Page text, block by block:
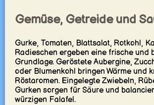
Gemüse, Getreide und
Gurke, Tomaten, Blattsalat, Rotkohl,
Radieschen ergeben eine frische und
Grundlage. Geröstete Aubergine,
oder Blumenkohl bringen Wärme und
Röstaromen. Eingelegte Zwiebeln,
Gurken sorgen für Säure und
würzigen Falafel.